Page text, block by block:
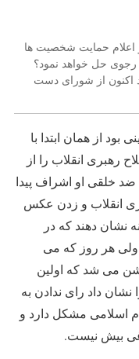
اعلام حمایت شخصیت ها
حل خواهد نمود؟
اکنون از شورای دست
بود از همان ابتدا با
انقلاب را از
خلقی او اشراف پیدا
انقلاب و زدن عکس
نشان دهند که در
ولی هر روز که می
می شد که اولین
داد رای ندادن به
اسلامی مشکل دارد و
بیش نیست.